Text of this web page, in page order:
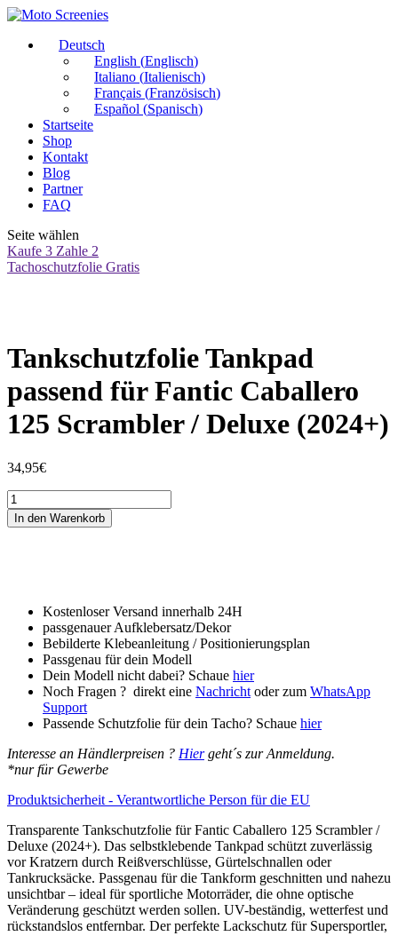
Deutsch
English (Englisch)
Italiano (Italienisch)
Français (Französisch)
Español (Spanisch)
Startseite
Shop
Kontakt
Blog
Partner
FAQ
Seite wählen
Kaufe 3 Zahle 2
Tachoschutzfolie Gratis
Tankschutzfolie Tankpad
passend für Fantic Caballero
125 Scrambler / Deluxe (2024+)
34,95€
Tankschutzfolie
Tankpad
passend
Scrambler
Deluxe
(2024+)
Menge
In den Warenkorb
Kostenloser Versand innerhalb 24H
passgenauer Aufklebersatz/Dekor
Bebilderte Klebeanleitung / Positionierungsplan
Passgenau für dein Modell
Dein Modell nicht dabei? Schaue hier
Noch Fragen ? direkt eine Nachricht oder zum WhatsApp
Support
Passende Schutzfolie für dein Tacho? Schaue hier
Interesse an Händlerpreisen ? Hiergeht´s zur Anmeldung.
*nur für Gewerbe
Produktsicherheit - Verantwortliche Person für die EU
Transparente Tankschutzfolie für Fantic Caballero 125 Scrambler /
Deluxe (2024+). Das selbstklebende Tankpad schützt zuverlässig
vor Kratzern durch Reißverschlüsse, Gürtelschnallen oder
Tankrucksäcke. Passgenau für die Tankform geschnitten und nahezu
unsichtbar – ideal für sportliche Motorräder, die ohne optische
Veränderung geschützt werden sollen. UV-beständig, wetterfest und
rückstandslos entfernbar. Der perfekte Lackschutz für Supersportler,